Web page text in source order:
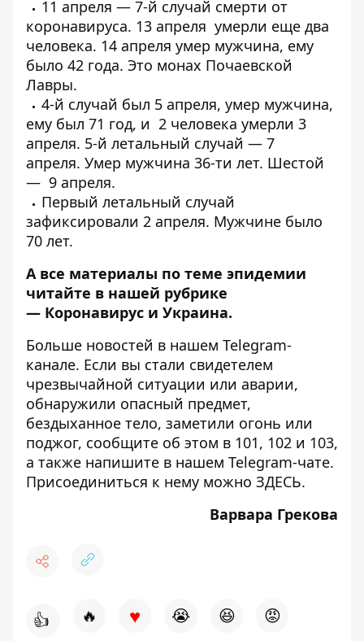
11 апреля — 7-й случай смерти от
коронавируса. 13 апреля умерли еще два
человека. 14 апреля умер мужчина, ему
было 42 года. Это монах Почаевской
Лавры.
4-й случай был 5 апреля, умер мужчина,
ему был 71 год, и 2 человека умерли 3
апреля. 5-й летальный случай — 7
апреля. Умер мужчина 36-ти лет. Шестой
— 9 апреля.
Первый летальный случай
зафиксировали 2 апреля. Мужчине было
70 лет.
А все материалы по теме эпидемии
читайте в нашей рубрике
— Коронавирус и Украина.
Больше новостей в нашем Telegram-
канале. Если вы стали свидетелем
чрезвычайной ситуации или аварии,
обнаружили опасный предмет,
бездыханное тело, заметили огонь или
поджог, сообщите об этом в 101, 102 и 103,
а также напишите в нашем Telegram-чате.
Присоединиться к нему можно ЗДЕСЬ.
Варвара Грекова
👍 🔥 ♥ 😭 😆 😡